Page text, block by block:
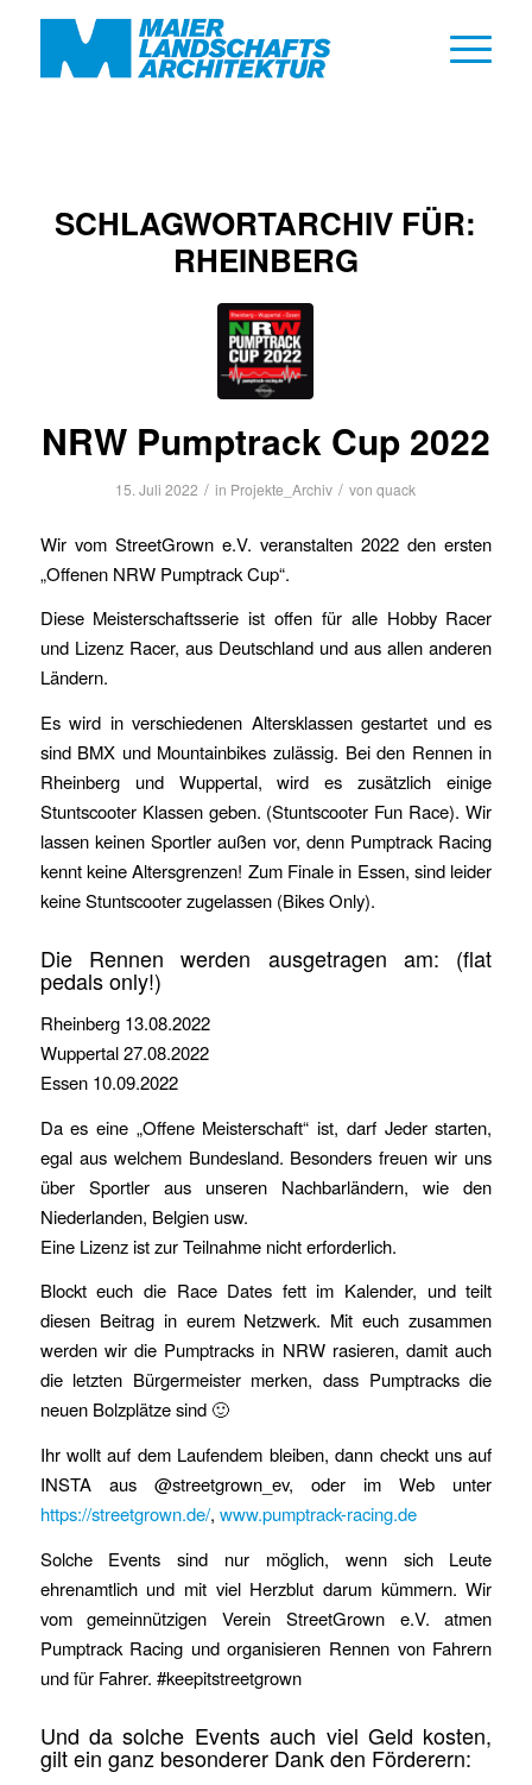
SCHLAGWORTARCHIV FÜR:
RHEINBERG
NRW Pumptrack Cup 2022
15. Juli 2022 / in Projekte_Archiv / vonquack
Wir vom StreetGrown e.V. veranstalten 2022 den ersten
„Offenen NRW Pumptrack Cup“.
Diese Meisterschaftsserie ist offen für alle Hobby Racer
und Lizenz Racer, aus Deutschland und aus allen anderen
Ländern.
Es wird in verschiedenen Altersklassen gestartet und es
sind BMX und Mountainbikes zulässig. Bei den Rennen in
Rheinberg und Wuppertal, wird es zusätzlich einige
Stuntscooter Klassen geben. (Stuntscooter Fun Race). Wir
lassen keinen Sportler außen vor, denn Pumptrack Racing
kennt keine Altersgrenzen! Zum Finale in Essen, sind leider
keine Stuntscooter zugelassen (Bikes Only).
Die Rennen werden ausgetragen am: (flat
pedals only!)
Rheinberg 13.08.2022
Wuppertal 27.08.2022
Essen 10.09.2022
Da es eine „Offene Meisterschaft“ ist, darf Jeder starten,
egal aus welchem Bundesland. Besonders freuen wir uns
über Sportler aus unseren Nachbarländern, wie den
Niederlanden, Belgien usw.
Eine Lizenz ist zur Teilnahme nicht erforderlich.
Blockt euch die Race Dates fett im Kalender, und teilt
diesen Beitrag in eurem Netzwerk. Mit euch zusammen
werden wir die Pumptracks in NRW rasieren, damit auch
die letzten Bürgermeister merken, dass Pumptracks die
neuen Bolzplätze sind 🙂
Ihr wollt auf dem Laufendem bleiben, dann checkt uns auf
INSTA aus @streetgrown_ev, oder im Web unter
https://streetgrown.de/, www.pumptrack-racing.de
Solche Events sind nur möglich, wenn sich Leute
ehrenamtlich und mit viel Herzblut darum kümmern. Wir
vom gemeinnützigen Verein StreetGrown e.V. atmen
Pumptrack Racing und organisieren Rennen von Fahrern
und für Fahrer. #keepitstreetgrown
Und da solche Events auch viel Geld kosten,
gilt ein ganz besonderer Dank den Förderern: